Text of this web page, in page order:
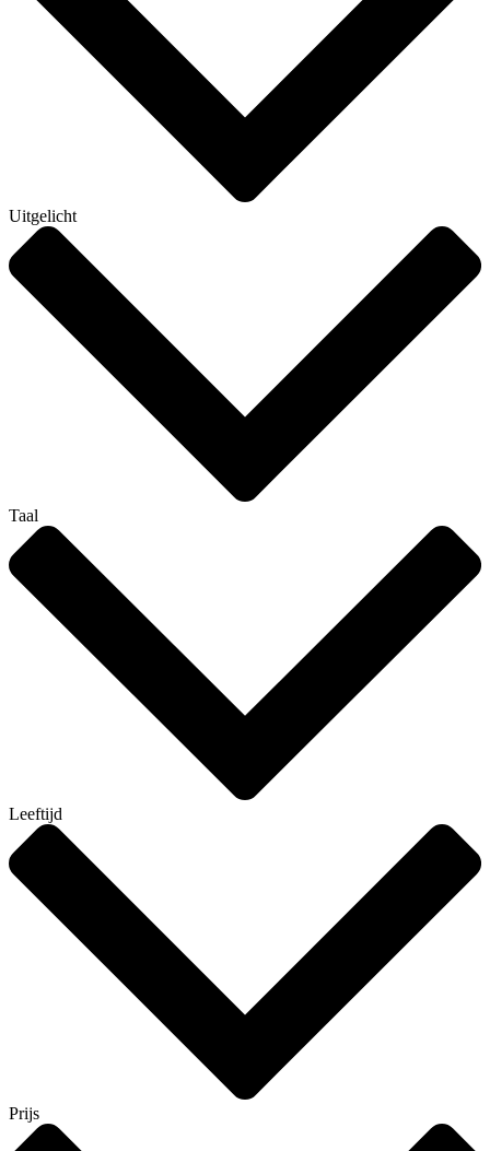
Uitgelicht
Taal
Leeftijd
Prijs